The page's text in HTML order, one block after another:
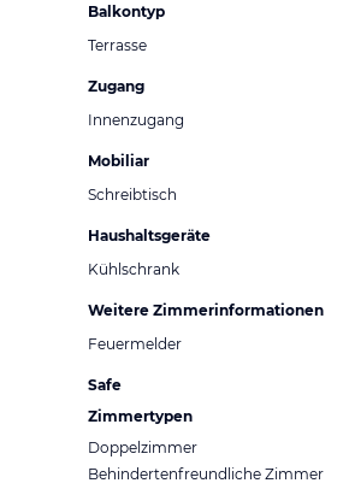
Balkontyp
Terrasse
Zugang
Innenzugang
Mobiliar
Schreibtisch
Haushaltsgeräte
Kühlschrank
Weitere Zimmerinformationen
Feuermelder
Safe
Zimmertypen
Doppelzimmer
Behindertenfreundliche Zimmer